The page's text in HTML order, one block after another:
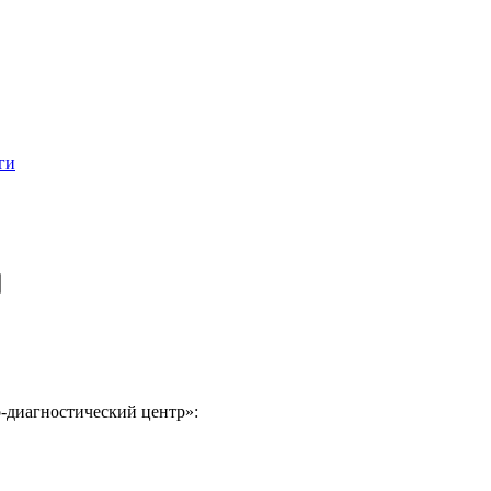
центр»: